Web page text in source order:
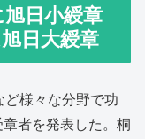
日小綬章
日大綬章
様々な分野で功
章者を発表した。桐